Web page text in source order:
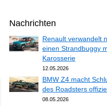
Nachrichten
Renault verwandelt
einen Strandbuggy
Karosserie
12.05.2026
BMW Z4 macht
des Roadsters
08.05.2026